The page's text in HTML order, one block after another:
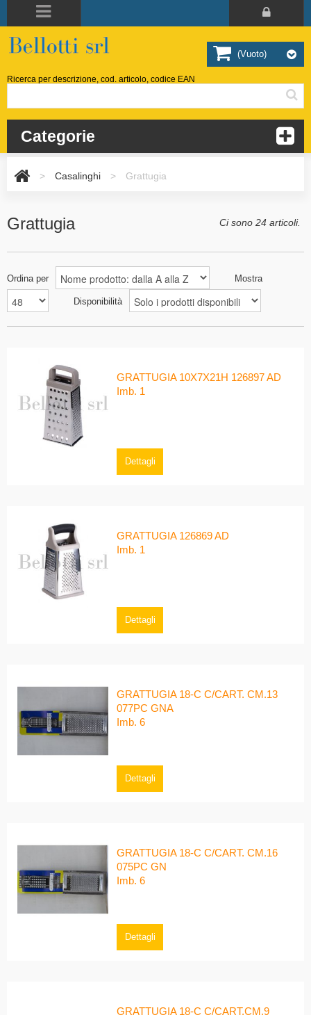
Ricerca per descrizione, cod. articolo, codice EAN
Categorie
(vuoto)
> Casalinghi > Grattugia
Grattugia Ci sono 24 articoli.
Ordina per Mostra
Disponibilità
GRATTUGIA 10X7X21H 126897 AD
Imb. 1
Dettagli
GRATTUGIA 126869 AD
Imb. 1
Dettagli
GRATTUGIA 18-C C/CART. CM.13
077PC GNA
Imb. 6
Dettagli
GRATTUGIA 18-C C/CART. CM.16
075PC GN
Imb. 6
Dettagli
GRATTUGIA 18-C C/CART.CM.9